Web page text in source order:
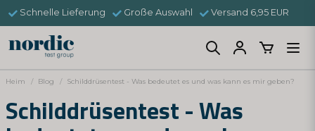
Schnelle Lieferung Große Auswahl Versand 6,95 EUR
Heim Blog Schilddrüsentest - Was bedeutet es und was kann es mir geben?
Schilddrüsentest - Was